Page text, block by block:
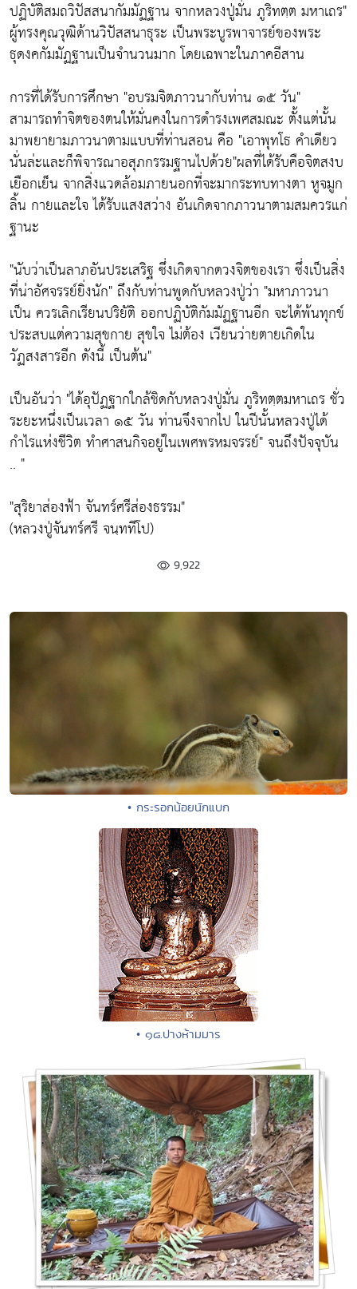
ปฏิบัติสมถวิปัสสนากัมมัฏฐาน จากหลวงปู่มั่น ภูริทตฺต มหาเถร"
ผู้ทรงคุณวุฒิด้านวิปัสสนาธุระ เป็นพระบูรพาจารย์ของพระ
ธุดงคกัมมัฏฐานเป็นจำนวนมาก โดยเฉพาะในภาคอีสาน
การที่ได้รับการศึกษา "อบรมจิตภาวนากับท่าน ๑๕ วัน"
สามารถทำจิตของตนให้มั่นคงในการดำรงเพศสมณะ ตั้งแต่นั้น
มาพยายามภาวนาตามแบบที่ท่านสอน คือ "เอาพุทโธ คำเดียว
นั่นล่ะและก็พิจารณาอสุภกรรมฐานไปด้วย"ผลที่ได้รับคือจิตสงบ
เยือกเย็น จากสิ่งแวดล้อมภายนอกที่จะมากระทบทางตา หูจมูก
ลิ้น กายและใจ ได้รับแสงสว่าง อันเกิดจากภาวนาตามสมควรแก่
ฐานะ
"นับว่าเป็นลาภอันประเสริฐ ซึ่งเกิดจากดวงจิตของเรา ซึ่งเป็นสิ่ง
ที่น่าอัศจรรย์ยิ่งนัก" ถึงกับท่านพูดกับหลวงปู่ว่า "มหาภาวนา
เป็น ควรเลิกเรียนปริยัติ ออกปฏิบัติกัมมัฏฐานอีก จะได้พ้นทุกข์
ประสบแต่ความสุขกาย สุขใจ ไม่ต้อง เวียนว่ายตายเกิดใน
วัฏสงสารอีก ดังนี้ เป็นต้น"
เป็นอันว่า "ได้อุปัฏฐากใกล้ชิดกับหลวงปู่มั่น ภูริทตฺตมหาเถร ชั่ว
ระยะหนึ่งเป็นเวลา ๑๕ วัน ท่านจึงจากไป ในปีนั้นหลวงปู่ได้
กำไรแห่งชีวิต ทำศาสนกิจอยู่ในเพศพรหมจรรย์" จนถึงปัจจุบัน
.. "
"สุริยาส่องฟ้า จันทร์ศรีส่องธรรม"
(หลวงปู่จันทร์ศรี จนฺททีโป)
9,922
• กระรอกน้อยนักแบก
• ๑๘.ปางห้ามมาร